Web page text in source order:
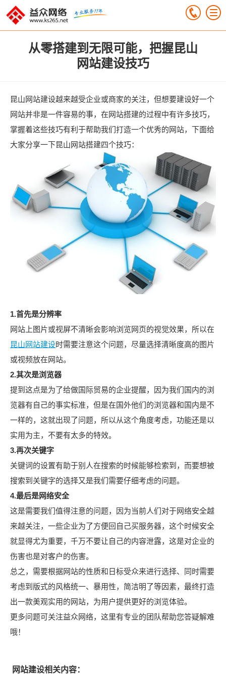
从零搭建到无限可能，把握昆山
网站建设技巧
昆山网站建设越来越受企业或商家的关注，但想要建设好一个
网站并非是一件容易的事，在网站搭建的过程中有许多技巧，
掌握着这些技巧有利于帮助我们打造一个优秀的网站，下面给
大家分享一下昆山网站搭建四个技巧：
1.首先是分辨率
网站上图片或视屏不清晰会影响浏览网页的视觉效果，所以在
昆山网站建设时需要注意这个问题，尽量选择清晰度高的图片
或视频放在网站。
2.其次是浏览器
提到这点是为了给做国际贸易的企业提醒，因为我们国内的浏
览器有自己的事实标准，但是在国外他们的浏览器和国内是不
一样的，这就出现了问题，所以从这个角度考虑，功能还是以
实用为主，不要有太多的特效。
3.再次关键字
关键词的设置有助于别人在搜索的时候能够检索到，而要想被
搜索到关键字的选择又是我们需要仔细考虑的问题。
4.最后是网络安全
这是需要我们值得注意的问题，因为当前人们对于网络安全越
来越关注，一些企业为了方便回自己买服务器，这个时候安全
就显得尤为重要，千万不要让自己的内容泄露，这是对企业的
伤害也是对客户的伤害。
总之，需要根据网站的性质和日标受众来进行选择、同时需要
考虑到版式的风格统一、暴用性，简洁明了等因素，最终打造
出一款美观实用的网站，为用户提供更好的浏览体验。
更多问题可关注益众网络，这里有专业的团队帮助您答疑解难
哦！
网站建设相关内容：